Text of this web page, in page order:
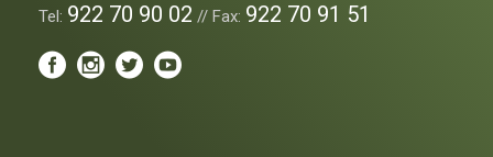
Tel: 922 70 90 02 // Fax: 922 70 91 51